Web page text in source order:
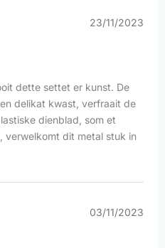
23/11/2023
dette settet er kunst. De
delikat kwast, verfraait de
dienblad, som et
verwelkomt dit metal stuk in
03/11/2023